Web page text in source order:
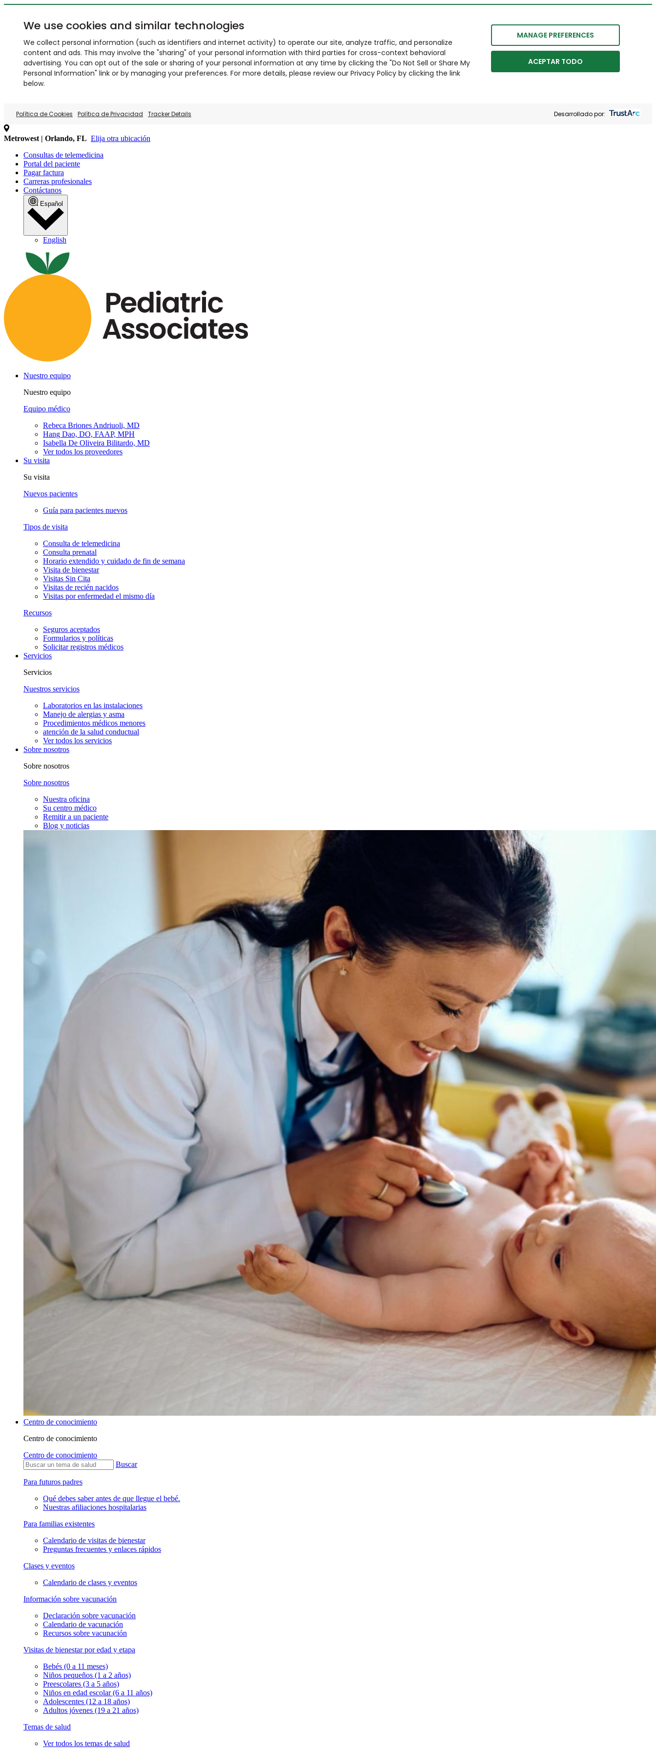
We use cookies and similar technologies
We collect personal information (such as identifiers and internet activity) to operate our site, analyze traffic, and personalize
content and ads. This may involve the "sharing" of your personal information with third parties for cross-context behavioral
advertising. You can opt out of the sale or sharing of your personal information at any time by clicking the "Do Not Sell or Share My
Personal Information" link or by managing your preferences. For more details, please review our Privacy Policy by clicking the link
below.
MANAGE PREFERENCES
ACEPTAR TODO
Política de Cookies Política de Privacidad Tracker Details Desarrollado por:
Metrowest | Orlando, FL Elija otra ubicación
Consultas de telemedicina
Portal del paciente
Pagar factura
Carreras profesionales
Contáctanos
Español
English
Nuestro equipo
Nuestro equipo
Equipo médico
Rebeca Briones Andriuoli, MD
Hang Dao, DO, FAAP, MPH
Isabella De Oliveira Bilitardo, MD
Ver todos los proveedores
Su visita
Su visita
Nuevos pacientes
Guía para pacientes nuevos
Tipos de visita
Consulta de telemedicina
Consulta prenatal
Horario extendido y cuidado de fin de semana
Visita de bienestar
Visitas Sin Cita
Visitas de recién nacidos
Visitas por enfermedad el mismo día
Recursos
Seguros aceptados
Formularios y políticas
Solicitar registros médicos
Servicios
Servicios
Nuestros servicios
Laboratorios en las instalaciones
Manejo de alergias y asma
Procedimientos médicos menores
atención de la salud conductual
Ver todos los servicios
Sobre nosotros
Sobre nosotros
Sobre nosotros
Nuestra oficina
Su centro médico
Remitir a un paciente
Blog y noticias
Centro de conocimiento
Centro de conocimiento
Centro de conocimiento
Buscar
Para futuros padres
Qué debes saber antes de que llegue el bebé.
Nuestras afiliaciones hospitalarias
Para familias existentes
Calendario de visitas de bienestar
Preguntas frecuentes y enlaces rápidos
Clases y eventos
Calendario de clases y eventos
Información sobre vacunación
Declaración sobre vacunación
Calendario de vacunación
Recursos sobre vacunación
Visitas de bienestar por edad y etapa
Bebés (0 a 11 meses)
Niños pequeños (1 a 2 años)
Preescolares (3 a 5 años)
Niños en edad escolar (6 a 11 años)
Adolescentes (12 a 18 años)
Adultos jóvenes (19 a 21 años)
Temas de salud
Ver todos los temas de salud